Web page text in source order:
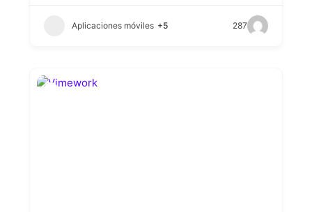
Aplicaciones móviles +5 287